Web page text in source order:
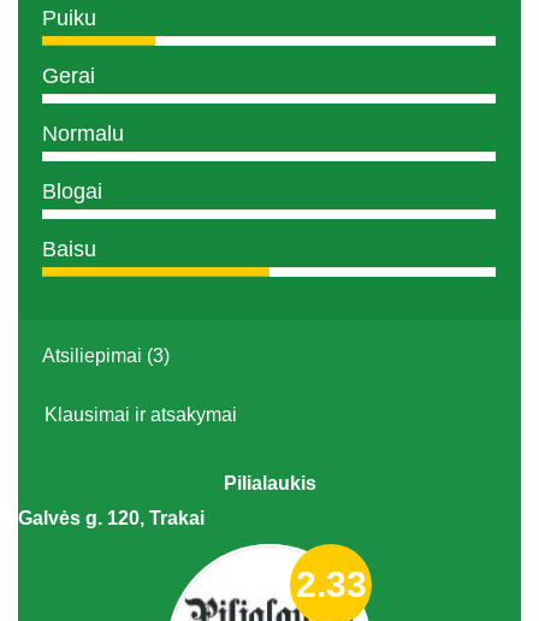
Puiku
Gerai
Normalu
Blogai
Baisu
Atsiliepimai (3)
Klausimai ir atsakymai
Pilialaukis
Galvės g. 120, Trakai
2.33